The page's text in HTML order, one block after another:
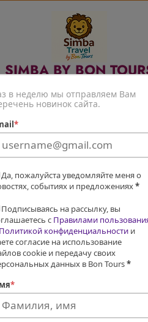
в неделю мы отправляем Вам
новинок сайта.
*
Да, пожалуйста уведомляйте меня о
событиях и предложениях*
Подписываясь на рассылку, вы
с Правилами
конфиденциальности и
согласие на использование
cookie и передачу своих
данных в Bon Tours*
*
SIMBA BY BON
ЭКСКУРСИИ
тур-круиз